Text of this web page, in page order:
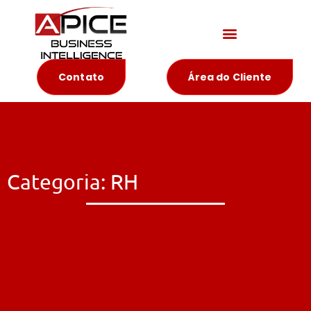
Contato Área do Cliente
Categoria: RH